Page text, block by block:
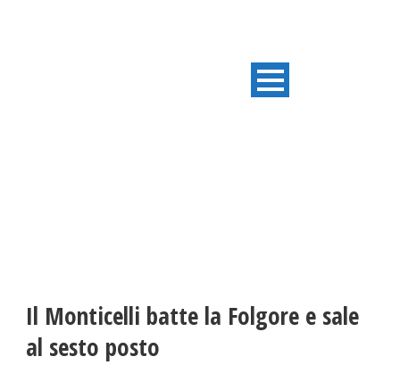
Il Monticelli batte la Folgore e sale
al sesto posto